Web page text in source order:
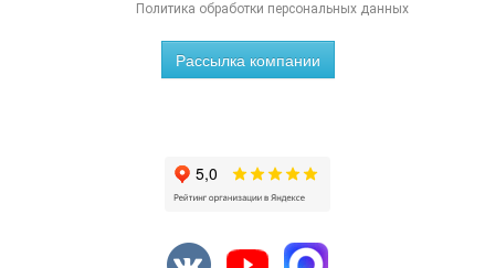
Политика обработки персональных данных
Рассылка компании